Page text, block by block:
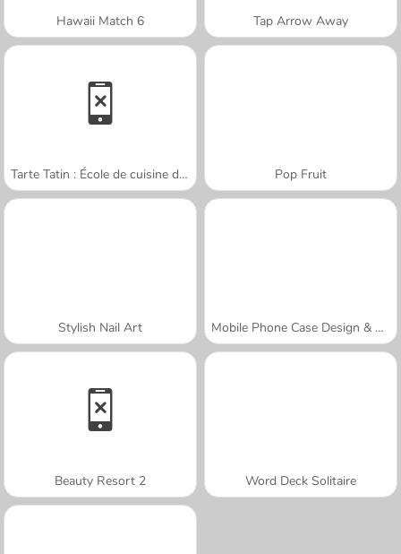
Hawaii Match 6 Tap Arrow Away
Tarte Tatin : École de cuisine de Sara Pop Fruit
Stylish Nail Art Mobile Phone Case Design & DIY
Beauty Resort 2 Word Deck Solitaire